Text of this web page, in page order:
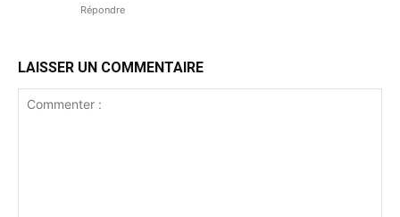
Répondre
LAISSER UN COMMENTAIRE